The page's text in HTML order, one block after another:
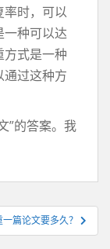
时，可以
一种可以达
方式是一种
通过这种方
”的答案。我
篇论文要多久？